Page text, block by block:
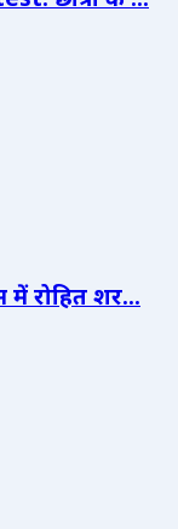
रोहित शर...